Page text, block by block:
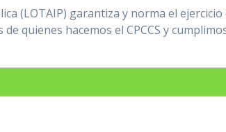
(LOTAIP) garantiza y norma el
quienes hacemos el CPCCS y